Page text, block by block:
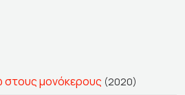
στους μονόκερους (2020)